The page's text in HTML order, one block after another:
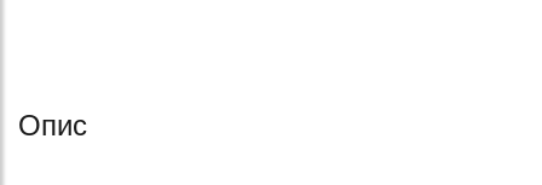
Опис